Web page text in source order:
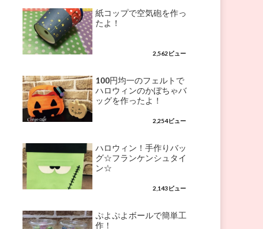
紙コップで空気砲を作っ
たよ！
2,562ビュー
100円均一のフェルトで
ハロウィンのかぼちゃバ
ッグを作ったよ！
2,254ビュー
ハロウィン！手作りバッ
グ☆フランケンシュタイ
ン☆
2,143ビュー
ぷよぷよボールで簡単工
作！